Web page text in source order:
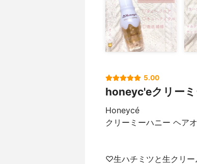
5.00
honeyc'eクリー
Honeycé
クリーミーハニー ヘア
♡生ハチミツと生クリー